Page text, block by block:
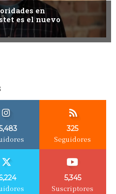
en
es el nuevo
325
Seguidores
5,345
Suscriptores